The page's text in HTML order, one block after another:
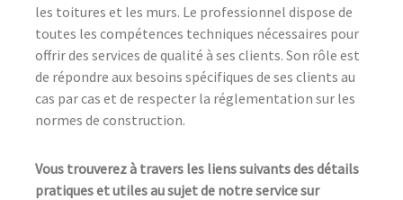
les toitures et les murs. Le professionnel dispose de
toutes les compétences techniques nécessaires pour
offrir des services de qualité à ses clients. Son rôle est
de répondre aux besoins spécifiques de ses clients au
cas par cas et de respecter la réglementation sur les
normes de construction.
Vous trouverez à travers les liens suivants des détails
pratiques et utiles au sujet de notre service sur